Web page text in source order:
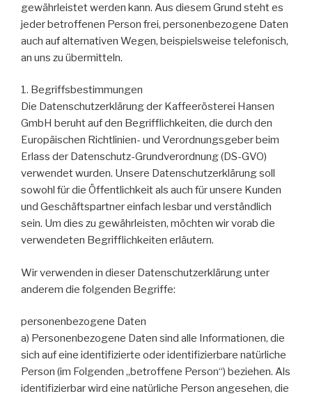
gewährleistet werden kann. Aus diesem Grund steht es
jeder betroffenen Person frei, personenbezogene Daten
auch auf alternativen Wegen, beispielsweise telefonisch,
an uns zu übermitteln.
1. Begriffsbestimmungen
Die Datenschutzerklärung der Kaffeerösterei Hansen
GmbH beruht auf den Begrifflichkeiten, die durch den
Europäischen Richtlinien- und Verordnungsgeber beim
Erlass der Datenschutz-Grundverordnung (DS-GVO)
verwendet wurden. Unsere Datenschutzerklärung soll
sowohl für die Öffentlichkeit als auch für unsere Kunden
und Geschäftspartner einfach lesbar und verständlich
sein. Um dies zu gewährleisten, möchten wir vorab die
verwendeten Begrifflichkeiten erläutern.
Wir verwenden in dieser Datenschutzerklärung unter
anderem die folgenden Begriffe:
personenbezogene Daten
a) Personenbezogene Daten sind alle Informationen, die
sich auf eine identifizierte oder identifizierbare natürliche
Person (im Folgenden „betroffene Person“) beziehen. Als
identifizierbar wird eine natürliche Person angesehen, die